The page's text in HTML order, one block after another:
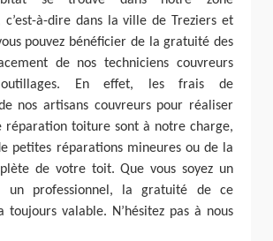
c’est-à-dire dans la ville de Treziers et
pouvez bénéficier de la gratuité des
de nos techniciens couvreurs
En effet, les frais de
nos artisans couvreurs pour réaliser
réparation toiture sont à notre charge,
petites réparations mineures ou de la
de votre toit. Que vous soyez un
un professionnel, la gratuité de ce
toujours valable. N’hésitez pas à nous